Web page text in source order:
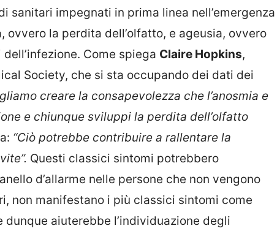
sanitari impegnati in prima linea nell’emergenza
ovvero la perdita dell’olfatto, e ageusia, ovvero
Come spiega Claire Hopkins,
Society, che si sta occupando dei dati dei
creare la consapevolezza che l’anosmia e
e chiunque sviluppi la perdita dell’olfatto
“Ciò potrebbe contribuire a rallentare la
Questi classici sintomi potrebbero
d’allarme nelle persone che non vengono
non manifestano i più classici sintomi come
aiuterebbe l’individuazione degli